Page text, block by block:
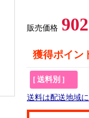
販売価格
獲得ポイン
[ 送料別 ]
送料は配送地域